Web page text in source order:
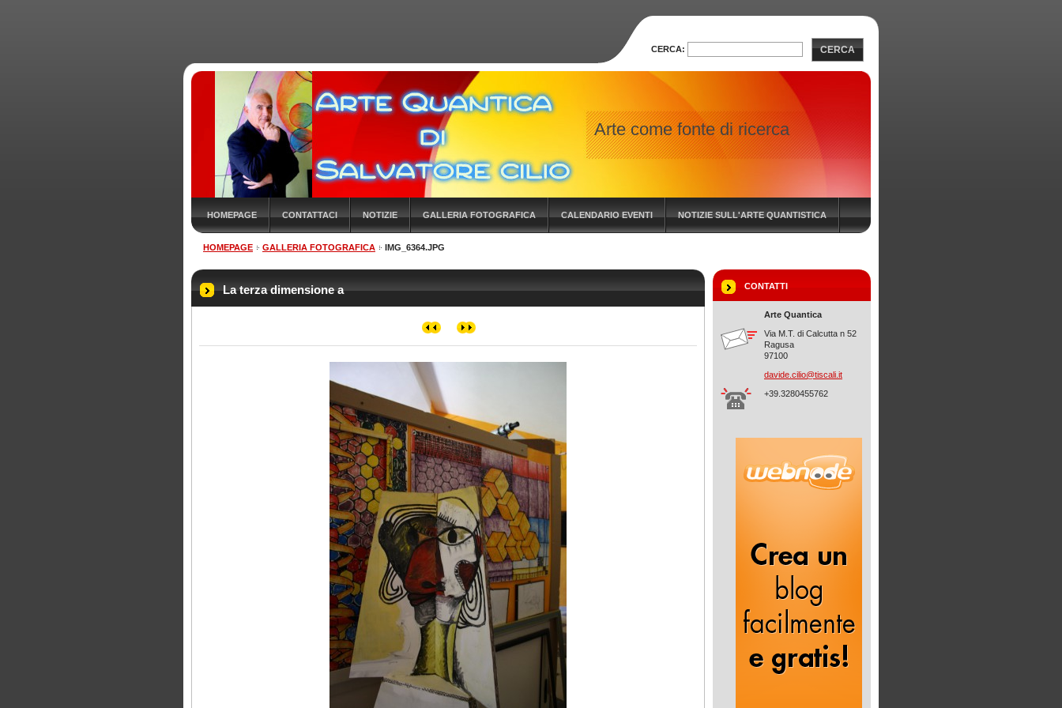
Arte come fonte di ricerca
HOMEPAGE CONTATTACI NOTIZIE GALLERIA FOTOGRAFICA CALENDARIO EVENTI NOTIZIE SULL'ARTE QUANTISTICA
HOMEPAGE GALLERIA FOTOGRAFICA IMG_6364.JPG
La terza dimensione a CONTATTI
Arte Quantica
Via M.T. di Calcutta n 52
Ragusa
97100
davide.cilio@tiscali.it
+39.3280455762
CERCA: CERCA